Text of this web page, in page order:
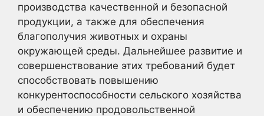
производства качественной и безопасной
продукции, а также для обеспечения
благополучия животных и охраны
окружающей среды. Дальнейшее развитие и
совершенствование этих требований будет
способствовать повышению
конкурентоспособности сельского хозяйства
и обеспечению продовольственной